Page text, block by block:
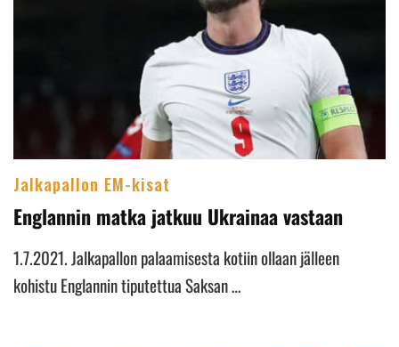
Jalkapallon EM-kisat
Englannin matka jatkuu Ukrainaa vastaan
1.7.2021. Jalkapallon palaamisesta kotiin ollaan jälleen
kohistu Englannin tiputettua Saksan …